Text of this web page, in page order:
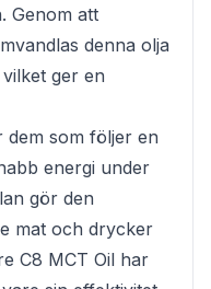
Genom att
denna olja
ger en
som följer en
energi under
gör den
mat och drycker
C8 MCT Oil har